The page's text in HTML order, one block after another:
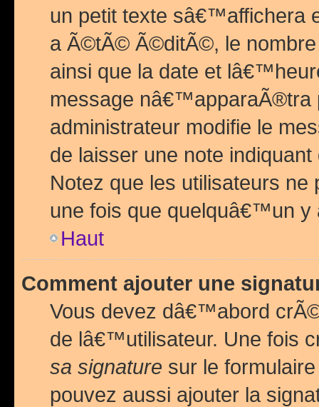
un petit texte sâ€™affichera
a Ã©tÃ© Ã©ditÃ©, le
ainsi que la date et
message nâ€™apparaÃ®tra
administrateur modifie le
de laisser une note
Notez que les utilisateurs
une fois que quelquâ€™un y
Haut
Comment ajouter une
Vous devez dâ€™abord
de lâ€™utilisateur. Une fois
sa signature sur le
pouvez aussi ajouter la